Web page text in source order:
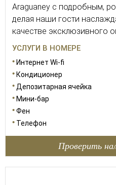
Araguaney с подробным,
делая наши гости
качестве эксклюзивного
УСЛУГИ В НОМЕРЕ
Интернет Wi-fi
Кондиционер
Депозитарная ячейка
Мини-бар
Фен
Телефон
Проверить